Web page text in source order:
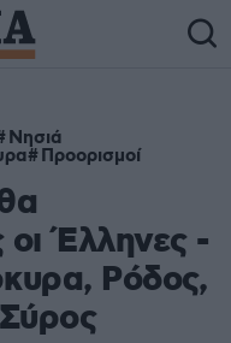
Νησιά
Προορισμοί
Έλληνες -
Ρόδος,